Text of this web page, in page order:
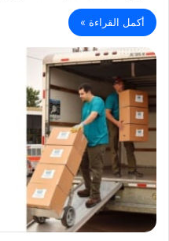
أكمل القراءة »